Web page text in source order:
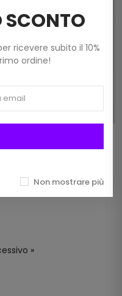
Mm 25,0 In Plastica Art
»
SCONTO
ricevere subito il 10%
ordine!
Non mostrare più